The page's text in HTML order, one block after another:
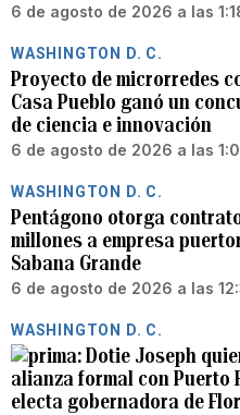
6 de agosto de 2026 a las
WASHINGTON D. C.
Proyecto de microrredes
Casa Pueblo ganó un
de ciencia e innovación
6 de agosto de 2026 a las
WASHINGTON D. C.
Pentágono otorga
millones a empresa
Sabana Grande
6 de agosto de 2026 a las
WASHINGTON D. C.
Dotie Joseph
alianza formal con Puerto
electa gobernadora de